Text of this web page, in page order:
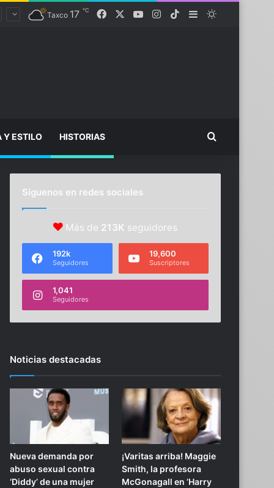
Taxco 17 ℃ FacebookYouTubeInstagram
TikTokSidebarSwitch skin
Y ESTILO HISTORIAS Buscar...
Síguenos en redes sociales
Más de 213K seguidores
192k
Seguidores
19,600
Suscriptores
1,041
Seguidores
Noticias destacadas
Nueva demanda por
abuso sexual contra
‘Diddy’ de una mujer
¡Varitas arriba! Maggie
Smith, la profesora
McGonagall en ‘Harry